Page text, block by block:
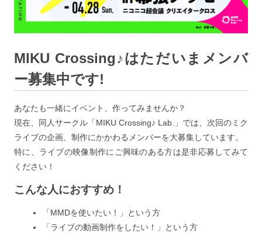
MIKU Crossing♪はただいまメンバ
ー募集中です!
あなたも一緒にイベント、作ってみませんか？
現在、同人サークル「MIKU Crossing♪ Lab.」では、次回のミク
ライブの企画、制作にかかわるメンバーを大募集しています。
特に、ライブの映像制作にご興味のある方は是非応募してみて
ください！
こんな人におすすめ！
「MMDを使いたい！」という方
「ライブの動画制作をしたい！」という方